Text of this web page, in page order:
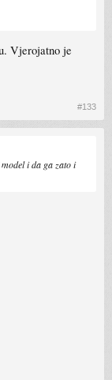
Vjerojatno je
#133
i da ga zato i